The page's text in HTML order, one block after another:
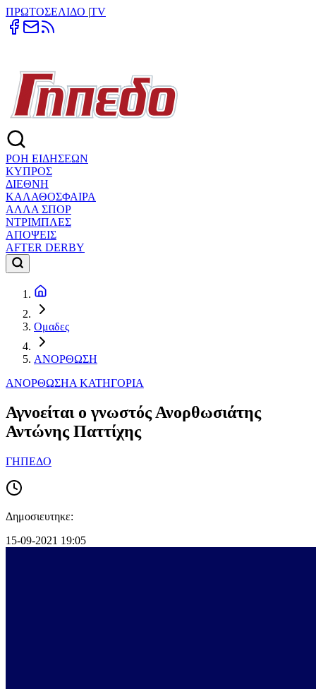
ΠΡΩΤΟΣΕΛΙΔΟ |TV
ΡΟΗ ΕΙΔΗΣΕΩΝ
ΚΥΠΡΟΣ
ΔΙΕΘΝΗ
ΚΑΛΑΘΟΣΦΑΙΡΑ
ΑΛΛΑ ΣΠΟΡ
ΝΤΡΙΜΠΛΕΣ
ΑΠΟΨΕΙΣ
AFTER DERBY
Ομαδες
ΑΝΟΡΘΩΣΗ
ΑΝΟΡΘΩΣΗΑ ΚΑΤΗΓΟΡΙΑ
Αγνοείται ο γνωστός Ανορθωσιάτης
Αντώνης Παττίχης
ΓΗΠΕΔΟ
Δημοσιευτηκε:
15-09-2021 19:05